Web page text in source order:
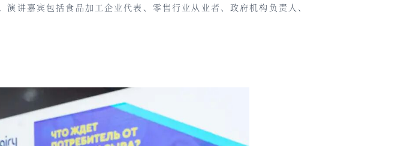
讲嘉宾包括食品加工企业代表、零售行业从业者、政府机构负责人、